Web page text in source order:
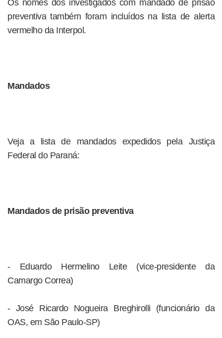
Os nomes dos investigados com mandado de prisão
preventiva também foram incluídos na lista de alerta
vermelho da Interpol.
Mandados
Veja a lista de mandados expedidos pela Justiça
Federal do Paraná:
Mandados de prisão preventiva
- Eduardo Hermelino Leite (vice-presidente da
Camargo Correa)
- José Ricardo Nogueira Breghirolli (funcionário da
OAS, em São Paulo-SP)